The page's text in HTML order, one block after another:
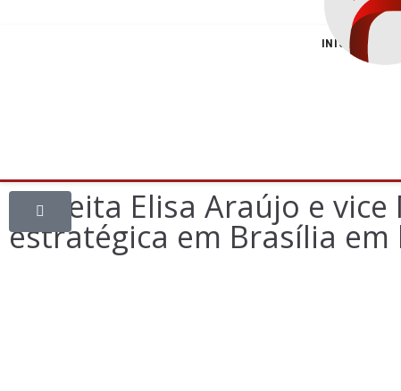
INÍCIO
Prefeita Elisa Araújo e
estratégica em Brasília